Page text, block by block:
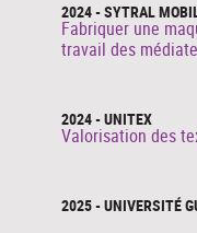
2024 - SYTRAL
Fabriquer une
travail des
2024 - UNITEX
Valorisation des
2025 - UNIVERSITÉ